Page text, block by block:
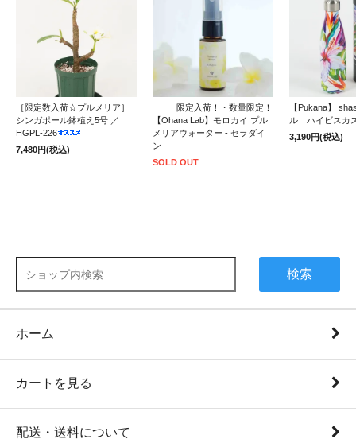
［限定数入荷☆プルメリア］
シンガポール鉢植え5号 ／
HGPL-226
7,480円(税込)
限定入荷！・数量限定！
【Ohana Lab】モロカイ プル
メリアウォーター - セラダイ
ン -
SOLD OUT
【Pukana】
ル ハイビスカ
3,190円(税込)
検索
ホーム
カートを見る
配送・送料について